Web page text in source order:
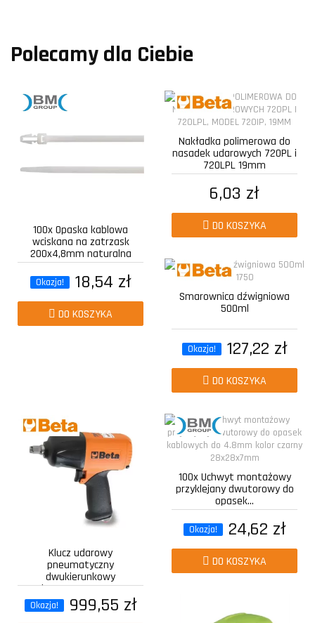
Polecamy dla Ciebie
100x Opaska kablowa
wciskana na zatrzask
200x4,8mm naturalna
Okazja! 18,54 zł
DO KOSZYKA
Nakładka polimerowa do
nasadek udarowych 720PL i
720LPL 19mm
6,03 zł
DO KOSZYKA
Smarownica dźwigniowa
500ml
Okazja! 127,22 zł
DO KOSZYKA
Klucz udarowy
pneumatyczny
dwukierunkowy
kompozytowy z...
Okazja! 999,55 zł
100x Uchwyt montażowy
przyklejany dwutorowy do
opasek...
Okazja! 24,62 zł
DO KOSZYKA